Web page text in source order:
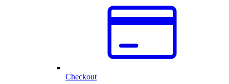
Checkout